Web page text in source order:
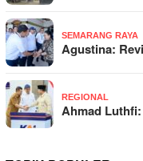
SEMARANG RAYA
Agustina:
REGIONAL
Ahmad